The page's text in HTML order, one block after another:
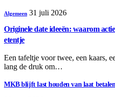
Algemeen 31 juli 2026
Originele date ideeën: waarom
etentje
Een tafeltje voor twee, een kaars,
lang de druk om…
MKB blijft last houden van laat